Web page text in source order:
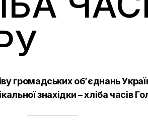
громадських об’єднань
знахідки – хліба часів